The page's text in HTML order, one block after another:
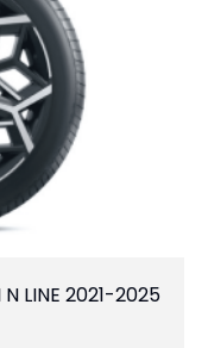
LINE 2021-2025